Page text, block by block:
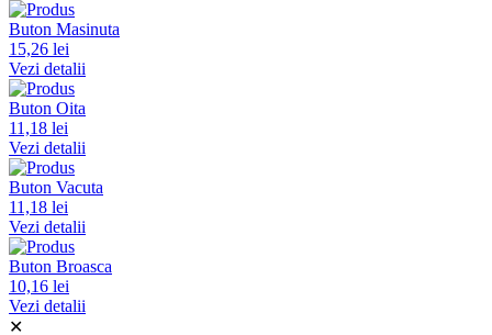
Buton Masinuta
15,26 lei
Vezi detalii
Buton Oita
11,18 lei
Vezi detalii
Buton Vacuta
11,18 lei
Vezi detalii
Buton Broasca
10,16 lei
Vezi detalii
✕